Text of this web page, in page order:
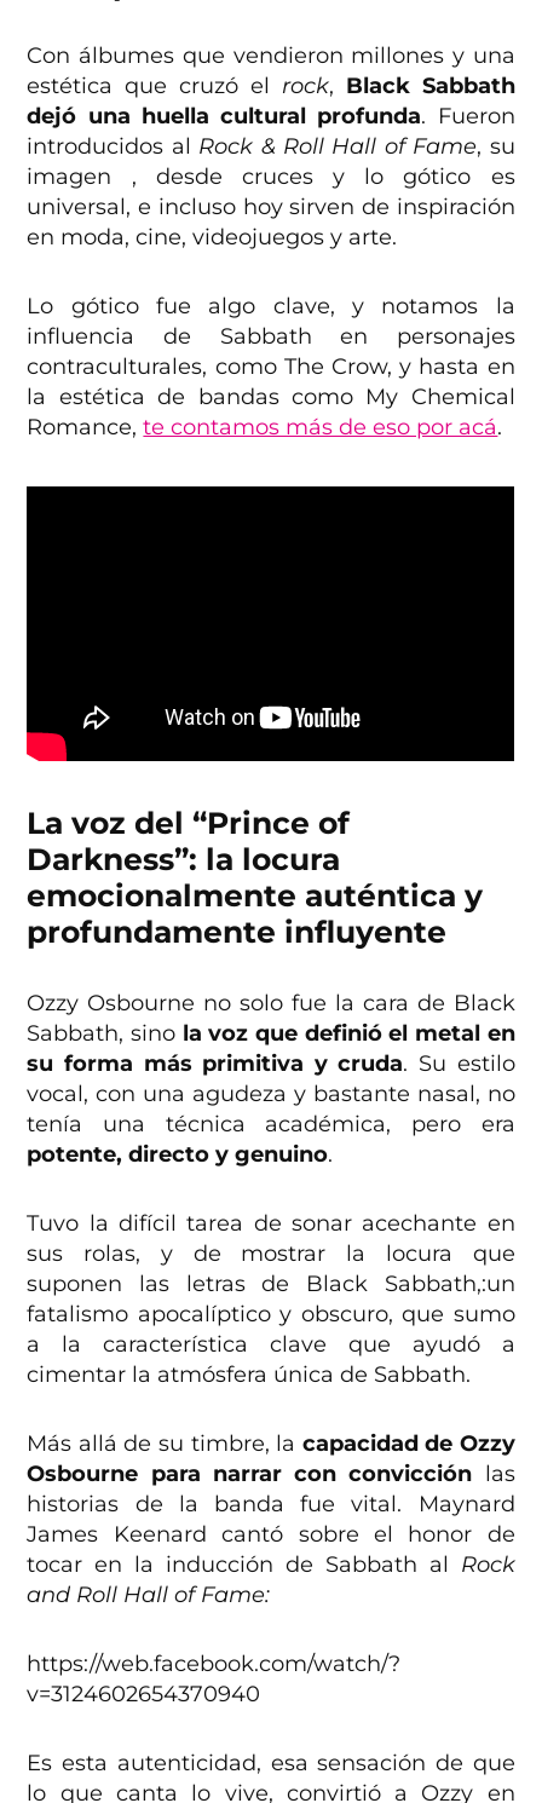
Con álbumes que vendieron millones y una
estética que cruzó el rock, Black Sabbath
dejó una huella cultural profunda. Fueron
introducidos al Rock & Roll Hall of Fame, su
imagen , desde cruces y lo gótico es
universal, e incluso hoy sirven de inspiración
en moda, cine, videojuegos y arte.
Lo gótico fue algo clave, y notamos la
influencia de Sabbath en personajes
contraculturales, como The Crow, y hasta en
la estética de bandas como My Chemical
Romance,te contamos más de eso por acá.
La voz del “Prince of
Darkness”: la locura
emocionalmente auténtica y
profundamente influyente
Ozzy Osbourne no solo fue la cara de Black
Sabbath, sino la voz que definió el metal en
su forma más primitiva y cruda. Su estilo
vocal, con una agudeza y bastante nasal, no
tenía una técnica académica, pero era
potente, directo y genuino.
Tuvo la difícil tarea de sonar acechante en
sus rolas, y de mostrar la locura que
suponen las letras de Black Sabbath,:un
fatalismo apocalíptico y obscuro, que sumo
a la característica clave que ayudó a
cimentar la atmósfera única de Sabbath.
Más allá de su timbre, la capacidad de Ozzy
Osbourne para narrar con convicción las
historias de la banda fue vital. Maynard
James Keenard cantó sobre el honor de
tocar en la inducción de Sabbath al Rock
and Roll Hall of Fame:
https://web.facebook.com/watch/?
v=3124602654370940
Es esta autenticidad, esa sensación de que
lo que canta lo vive, convirtió a Ozzy en